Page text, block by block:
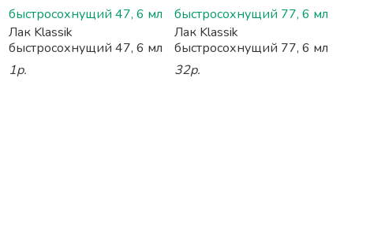
Лак Klassik
быстросохнущий 47, 6 мл
1р.
Лак Klassik
быстросохнущий 77, 6 мл
32р.